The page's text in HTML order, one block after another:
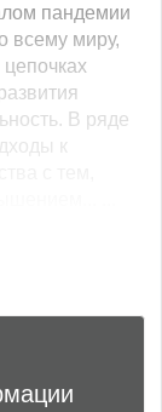
пандемии
всему миру,
В ряде
к